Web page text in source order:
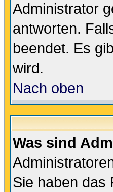
Administrator
antworten.
beendet. Es
wird.
Nach oben
Was sind
Sie haben das